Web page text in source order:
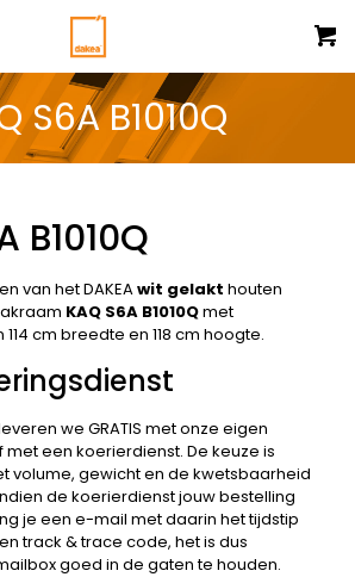
S6A B1010Q
B1010Q
van het DAKEAwit gelakt houten
KAQ S6A B1010Qmet
cm breedte en 118 cm hoogte.
we GRATIS met onze eigen
een koerierdienst. De keuze is
volume, gewicht en de kwetsbaarheid
de koerierdienst jouw bestelling
je een e-mail met daarin het tijdstip
track & trace code, het is dus
goed in de gaten te houden.